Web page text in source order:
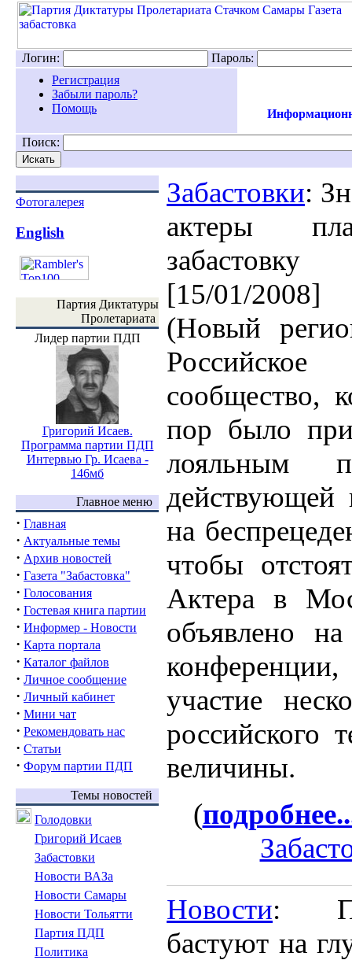
Логин:
Пароль:
Регистрация
Забыли пароль?
Помощь
Поиск:
Фотогалерея
English
Партия Диктатуры
Пролетариата
Лидер партии ПДП
Григорий Исаев.
Программа партии ПДП
Интервью Гр. Исаева -
146мб
Главное меню
· Главная
· Актуальные темы
· Архив новостей
· Газета "Забастовка"
· Голосования
· Гостевая книга партии
· Информер - Новости
· Карта портала
· Каталог файлов
· Личное сообщение
· Личный кабинет
· Мини чат
· Рекомендовать нас
· Статьи
· Форум партии ПДП
Темы новостей
Голодовки
Григорий Исаев
Забастовки
Новости ВАЗа
Новости Самары
Новости Тольятти
Партия ПДП
Политика
Забастовки:
актеры
забастовку
[15/01/2008]
(Новый
сообщество,
пор было
лояльным
действующей
на
чтобы
Актера в
объявлено
участие
российского
величины.
(
Новости:
бастуют на